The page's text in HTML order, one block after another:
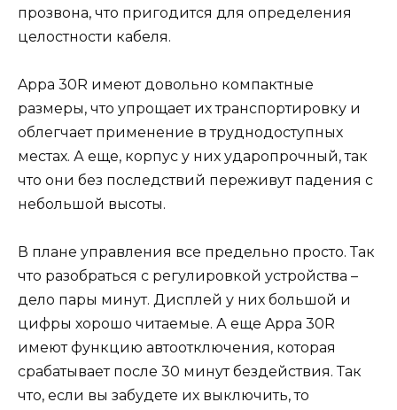
прозвона, что пригодится для определения
целостности кабеля.
Appa 30R имеют довольно компактные
размеры, что упрощает их транспортировку и
облегчает применение в труднодоступных
местах. А еще, корпус у них ударопрочный, так
что они без последствий переживут падения с
небольшой высоты.
В плане управления все предельно просто. Так
что разобраться с регулировкой устройства –
дело пары минут. Дисплей у них большой и
цифры хорошо читаемые. А еще Appa 30R
имеют функцию автоотключения, которая
срабатывает после 30 минут бездействия. Так
что, если вы забудете их выключить, то